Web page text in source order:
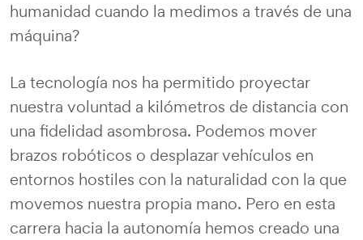
humanidad cuando la medimos a través de una
máquina?
La tecnología nos ha permitido proyectar
nuestra voluntad a kilómetros de distancia con
una fidelidad asombrosa. Podemos mover
brazos robóticos o desplazar vehículos en
entornos hostiles con la naturalidad con la que
movemos nuestra propia mano. Pero en esta
carrera hacia la autonomía hemos creado una